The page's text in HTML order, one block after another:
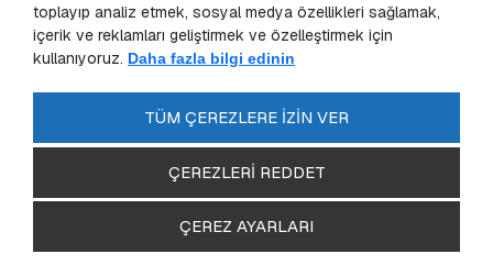
Yasal
KVKK Aydınlatma Metni
Gizlilik Sözleşmesi
toplayıp analiz etmek, sosyal medya özellikleri sağlamak,
içerik ve reklamları geliştirmek ve özelleştirmek için
kullanıyoruz. Daha fazla bilgi edinin
TÜM ÇEREZLERE İZİN VER
ÇEREZLERİ REDDET
ÇEREZ AYARLARI